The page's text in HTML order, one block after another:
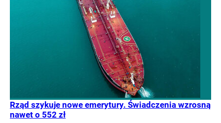
Rząd szykuje nowe emerytury. Świadczenia wzrosną
nawet o 552 zł